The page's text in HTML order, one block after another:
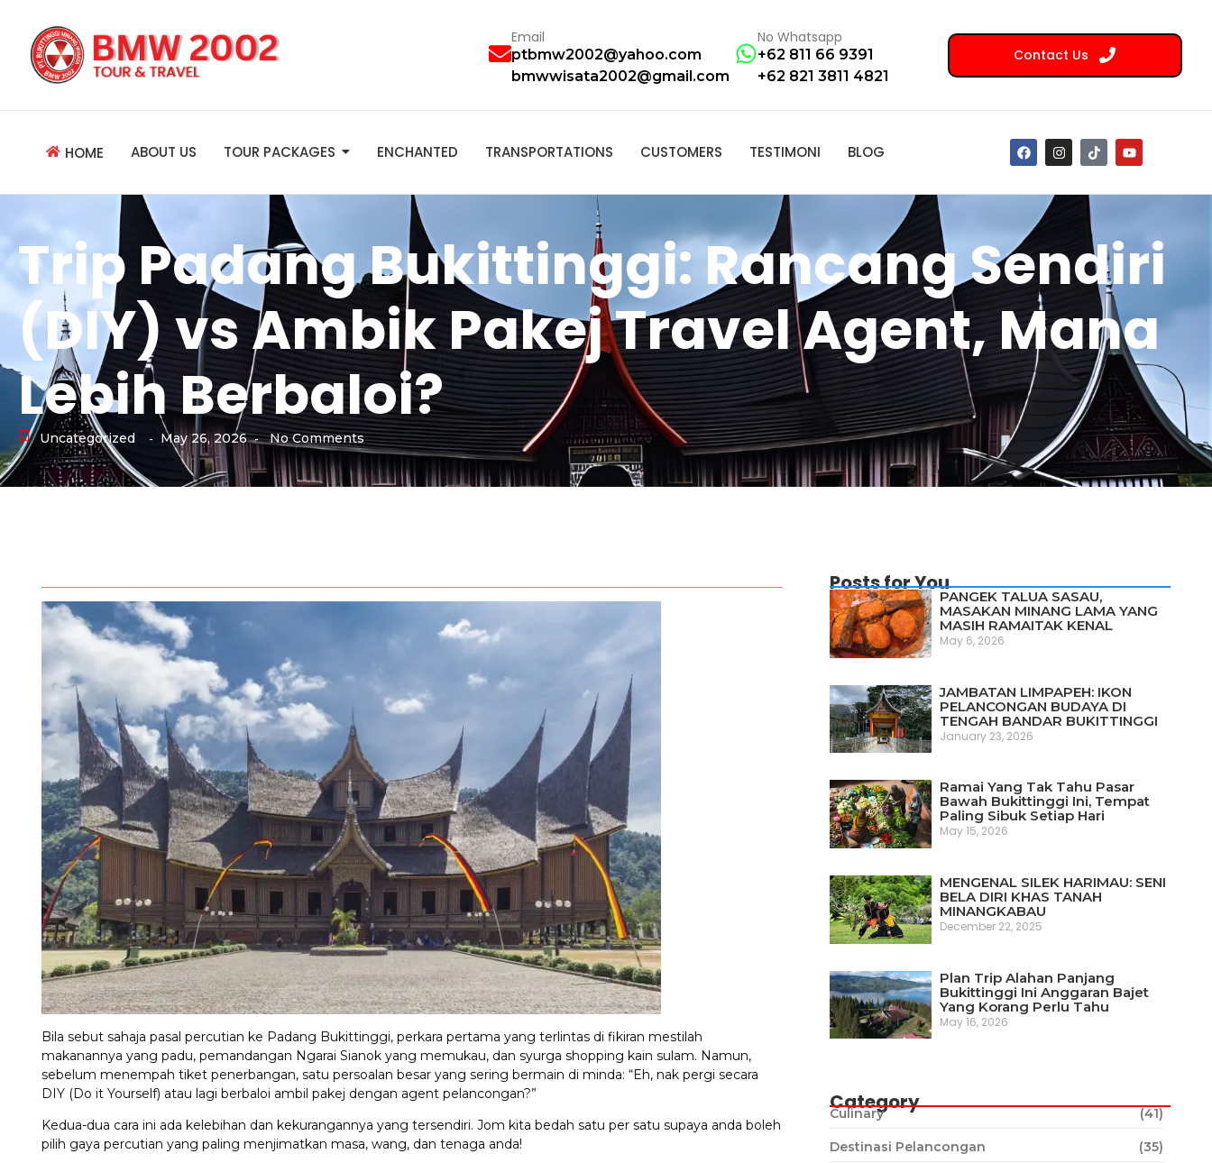
Email
ptbmw2002@yahoo.com
bmwwisata2002@gmail.com
No Whatsapp
+62 811 66 9391
+62 821 3811 4821
Contact Us
HOME ABOUT US TOUR PACKAGES ENCHANTED TRANSPORTATIONS CUSTOMERS TESTIMONI BLOG
Trip Padang Bukittinggi: Rancang Sendiri
(DIY) vs Ambik Pakej Travel Agent, Mana
Lebih Berbaloi?
Uncategorized - May 26, 2026 - No Comments
Bila sebut sahaja pasal percutian ke Padang Bukittinggi, perkara pertama yang terlintas di fikiran mestilah
makanannya yang padu, pemandangan Ngarai Sianok yang memukau, dan syurga shopping kain sulam. Namun,
sebelum menempah tiket penerbangan, satu persoalan besar yang sering bermain di minda: “Eh, nak pergi secara
DIY (Do it Yourself) atau lagi berbaloi ambil pakej dengan agent pelancongan?”
Kedua-dua cara ini ada kelebihan dan kekurangannya yang tersendiri. Jom kita bedah satu per satu supaya anda boleh
pilih gaya percutian yang paling menjimatkan masa, wang, dan tenaga anda!
Posts for You
PANGEK TALUA SASAU,
MASAKAN MINANG LAMA YANG
MASIH RAMAITAK KENAL
May 6, 2026
JAMBATAN LIMPAPEH: IKON
PELANCONGAN BUDAYA DI
TENGAH BANDAR BUKITTINGGI
January 23, 2026
Ramai Yang Tak Tahu Pasar
Bawah Bukittinggi Ini, Tempat
Paling Sibuk Setiap Hari
May 15, 2026
MENGENAL SILEK HARIMAU: SENI
BELA DIRI KHAS TANAH
MINANGKABAU
December 22, 2025
Plan Trip Alahan Panjang
Bukittinggi Ini Anggaran Bajet
Yang Korang Perlu Tahu
May 16, 2026
Category
Culinary (41)
Destinasi Pelancongan (35)